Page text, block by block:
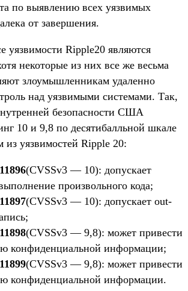
по выявлению всех уязвимых
от завершения.
уязвимости Ripple20 являются
некоторые из них все же весьма
злоумышленникам удаленно
над уязвимыми системами. Так,
безопасности США
10 и 9,8 по десятибалльной шкале
из уязвимостей Ripple 20:
(CVSSv3 — 10): допускает
произвольного кода;
(CVSSv3 — 10): допускает out-
(CVSSv3 — 9,8): может привести
конфиденциальной информации;
(CVSSv3 — 9,8): может привести
конфиденциальной информации.